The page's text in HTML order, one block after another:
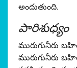
అందుతుంది.
పారిశుధ్యం
మురుగునీరు
మురుగునీరు